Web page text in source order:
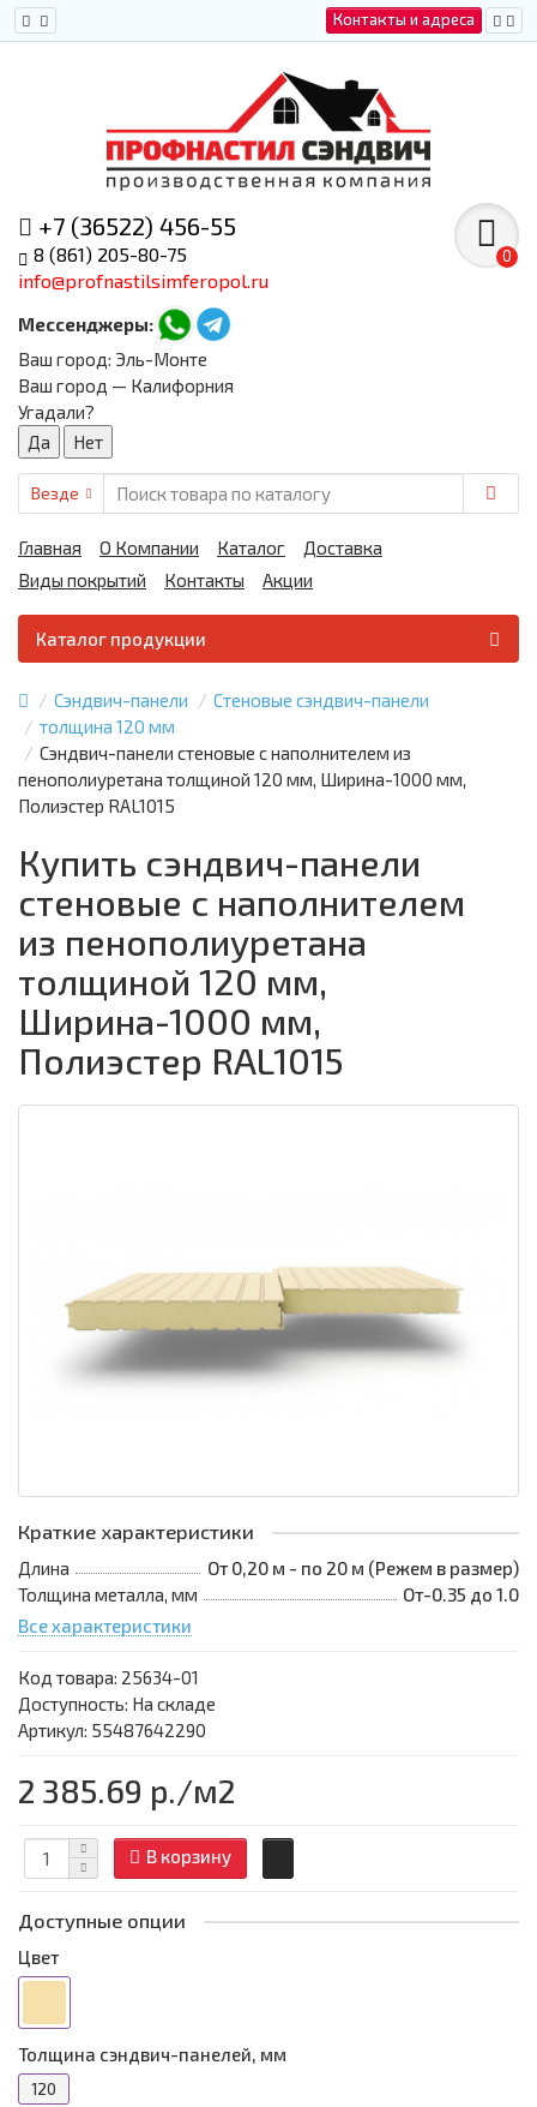
Контакты и адреса
+7 (36522) 456-55
8 (861) 205-80-75
info@profnastilsimferopol.ru
Мессенджеры:
0
Ваш город: Эль-Монте
Ваш город — Калифорния
Угадали?
Везде
Главная О Компании Каталог
Доставка
Виды покрытий
Контакты Акции
Каталог продукции
Сэндвич-панели
Стеновые сэндвич-панели
толщина 120 мм
Сэндвич-панели стеновые с наполнителем из
пенополиуретана толщиной 120 мм, Ширина-1000 мм,
Полиэстер RAL1015
Купить сэндвич-панели
стеновые с наполнителем
из пенополиуретана
толщиной 120 мм,
Ширина-1000 мм,
Полиэстер RAL1015
Краткие характеристики
Длина
От 0,20 м - по 20 м (Режем в размер)
Толщина металла, мм
От-0.35 до 1.0
Все характеристики
Код товара: 25634-01
Доступность: На складе
Артикул: 55487642290
2 385.69 р./м2
В корзину
Доступные опции
Цвет
Толщина сэндвич-панелей, мм
120